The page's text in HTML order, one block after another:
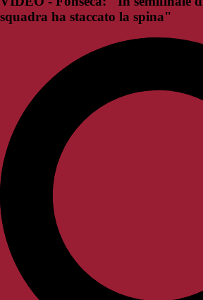
squadra ha staccato la spina"